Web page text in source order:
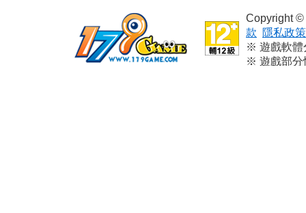
Copyright
款
隱私政策
※ 遊戲軟體
※ 遊戲部分